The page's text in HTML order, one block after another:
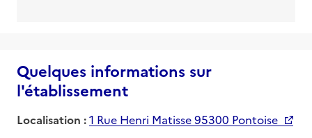
Quelques informations sur
l'établissement
Localisation :1 Rue Henri Matisse 95300 Pontoise